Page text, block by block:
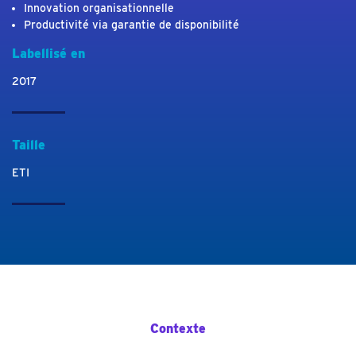
Innovation organisationnelle
Productivité via garantie de disponibilité
Labellisé en
2017
Taille
ETI
Contexte